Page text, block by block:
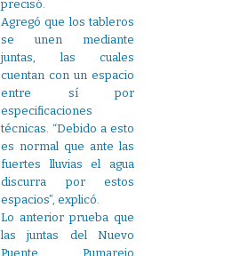
precisó.
Agregó que los tableros
se unen mediante
juntas, las cuales
cuentan con un espacio
entre sí por
especificaciones
técnicas. “Debido a esto
es normal que ante las
fuertes lluvias el agua
discurra por estos
espacios”, explicó.
Lo anterior prueba que
las juntas del Nuevo
Puente Pumarejo